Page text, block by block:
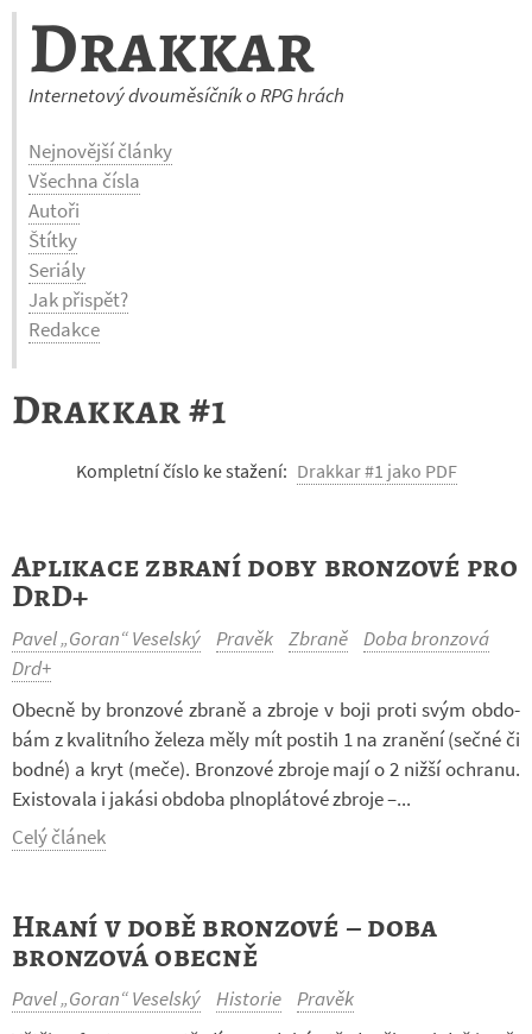
Drakkar
Internetový dvouměsíčník o RPG hrách
Nejnovější články
Všechna čísla
Autoři
Štítky
Seriály
Jak přispět?
Redakce
Drakkar #1
Kompletní číslo ke stažení: Drakkar #1 jako PDF
Aplikace zbraní doby bronzové pro
DrD+
Pavel „Goran“ Veselský Pravěk Zbraně Doba bronzová
Drd+
Obecně by bron­zové zbraně a zbroje v boji proti svým ob­do­
bám z kva­lit­ního že­leza měly mít po­stih ­1 na zra­nění (sečné či
bodné) a kryt (meče). Bron­zové zbroje mají o 2 nižší ochranu.
Exis­to­vala i ja­kási ob­doba pl­no­plá­tové zbroje –...
Celý článek
Hraní v době bronzové – doba
bronzová obecně
Pavel „Goran“ Veselský Historie Pravěk